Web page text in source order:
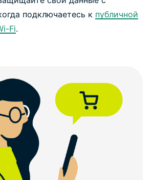
подключаетесь к публичной
Fi.